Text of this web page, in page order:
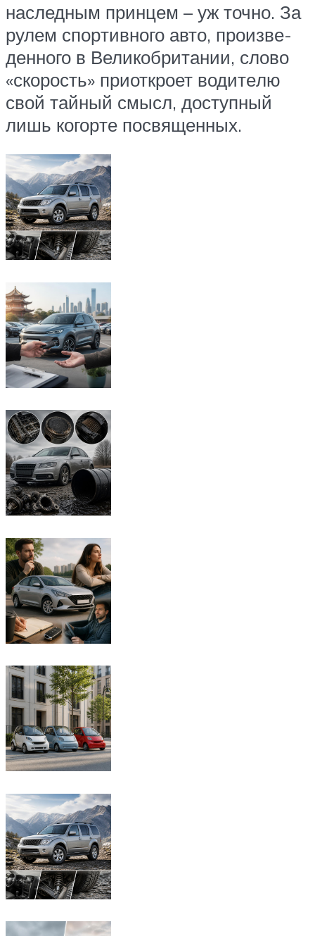
наслед­ным прин­цем – уж точ­но. За
рулем спор­тив­но­го авто, про­из­ве­
ден­но­го в Вели­ко­бри­та­нии, сло­во
«ско­рость» при­от­кро­ет води­те­лю
свой тай­ный смысл, доступ­ный
лишь когор­те посвященных.